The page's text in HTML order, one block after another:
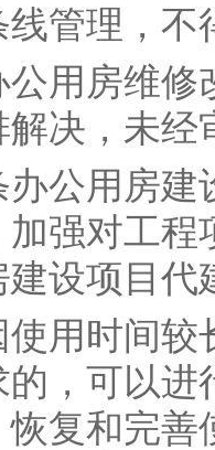
管理，
房维修
决，未
用房建
强对工
设项目代
时间较
，可以
复和完